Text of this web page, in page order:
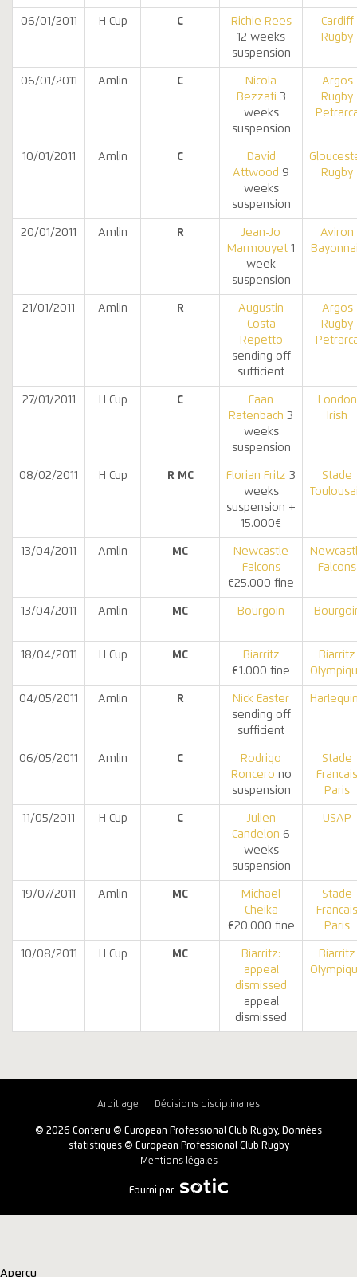
06/01/2011 H Cup C
Richie Rees
12 weeks
suspension
Cardiff
Rugby
06/01/2011 Amlin C
Nicola
Bezzati 3
weeks
suspension
Argos
Rugby
10/01/2011 Amlin C
David
Attwood 9
weeks
suspension
Rugby
20/01/2011 Amlin R
Jean-Jo
Marmouyet 1
week
suspension
Aviron
21/01/2011 Amlin R
Augustin
Costa
Repetto
sending off
sufficient
Argos
Rugby
27/01/2011 H Cup C
Faan
Ratenbach 3
weeks
suspension
London
Irish
08/02/2011 H Cup R MC Florian Fritz 3
weeks
suspension +
15.000€
Stade
13/04/2011 Amlin MC
Newcastle
Falcons
€25.000 fine
Falcons
13/04/2011 Amlin MC Bourgoin
18/04/2011 H Cup MC
Biarritz
€1.000 fine
Biarritz
04/05/2011 Amlin R
Nick Easter
sending off
sufficient
06/05/2011 Amlin C
Rodrigo
Roncero no
suspension
Stade
Paris
11/05/2011 H Cup C
Julien
Candelon 6
weeks
suspension
USAP
19/07/2011 Amlin MC
Michael
Cheika
€20.000 fine
Stade
Paris
10/08/2011 H Cup MC
Biarritz:
appeal
dismissed
appeal
dismissed
Biarritz
Arbitrage Décisions disciplinaires
© 2026 Contenu © European Professional Club Rugby, Données
statistiques © European Professional Club Rugby
Mentions légales
Fourni par
Aperçu